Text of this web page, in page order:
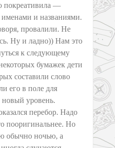
покреативила —
и названиями.
провалили. Не
Ну и ладно)) Нам это
к следующему
бумажек дети
составили слово
его в поле для
уровень.
перебор. Надо
пооригинальнее. Но
обычно ночью, а